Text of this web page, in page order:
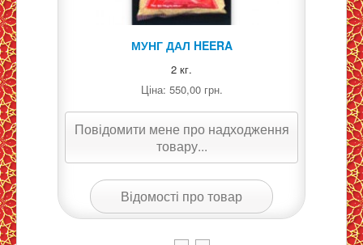
МУНГ ДАЛ HEERA
2 кг.
Ціна: 550,00 грн.
Повідомити мене про надходження
товару...
Відомості про товар